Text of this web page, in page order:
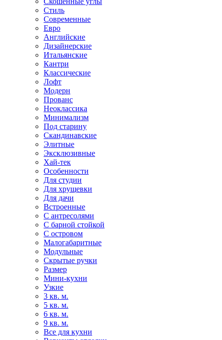
Стиль
Современные
Евро
Английские
Дизайнерские
Итальянские
Кантри
Классические
Лофт
Модерн
Прованс
Неоклассика
Минимализм
Под старину
Скандинавские
Элитные
Эксклюзивные
Хай-тек
Особенности
Для студии
Для хрущевки
Для дачи
Встроенные
С антресолями
С барной стойкой
С островом
Малогабаритные
Модульные
Скрытые ручки
Размер
Мини-кухни
Узкие
3 кв. м.
5 кв. м.
6 кв. м.
9 кв. м.
Все для кухни